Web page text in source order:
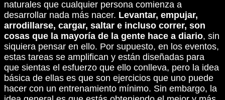
naturales que cualquier persona comienza a
desarrollar nada más nacer. Levantar, empujar,
arrodillarse, cargar, saltar e incluso correr, son
cosas que la mayoría de la gente hace a diario, sin
siquiera pensar en ello. Por supuesto, en los eventos,
estas tareas se amplifican y están diseñadas para
que sientas el esfuerzo que ello conlleva, pero la idea
básica de ellas es que son ejercicios que uno puede
hacer con un entrenamiento mínimo. Sin embargo, la